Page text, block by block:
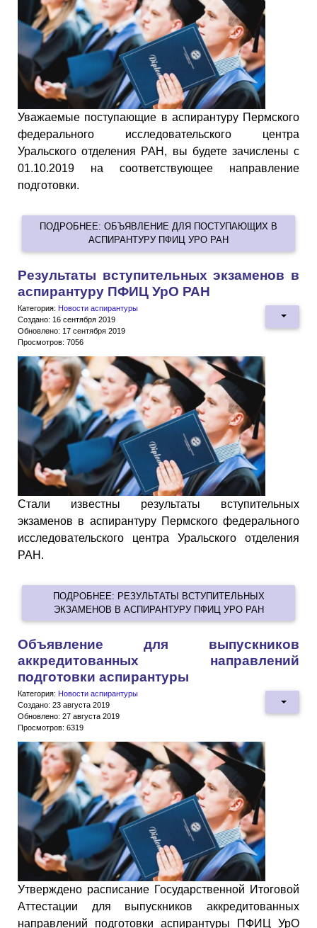
Уважаемые поступающие в аспирантуру Пермского
федерального исследовательского центра
Уральского отделения РАН, вы будете зачислены с
01.10.2019 на соответствующее направление
подготовки.
ПОДРОБНЕЕ: ОБЪЯВЛЕНИЕ ДЛЯ ПОСТУПАЮЩИХ В
АСПИРАНТУРУ ПФИЦ УРО РАН
Результаты вступительных экзаменов в
аспирантуру ПФИЦ УрО РАН
Категория: Новости аспирантуры
Создано: 16 сентября 2019
Обновлено: 17 сентября 2019
Просмотров: 7056
Стали известны результаты вступительных
экзаменов в аспирантуру Пермского федерального
исследовательского центра Уральского отделения
РАН.
ПОДРОБНЕЕ: РЕЗУЛЬТАТЫ ВСТУПИТЕЛЬНЫХ
ЭКЗАМЕНОВ В АСПИРАНТУРУ ПФИЦ УРО РАН
Объявление для выпускников
аккредитованных направлений
подготовки аспирантуры
Категория: Новости аспирантуры
Создано: 23 августа 2019
Обновлено: 27 августа 2019
Просмотров: 6319
Утверждено расписание Государственной Итоговой
Аттестации для выпускников аккредитованных
направлений подготовки аспирантуры ПФИЦ УрО